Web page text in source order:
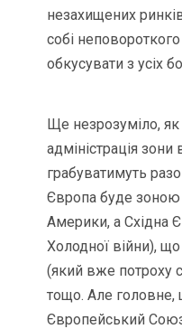
незахищених
собі
обкусувати з усіх
Ще незрозуміло,
адміністрація
грабуватимуть
Європа буде зоною
Америки, а Східна
Холодної війни),
(який вже потроху
тощо. Але головне,
Європейський Союз,